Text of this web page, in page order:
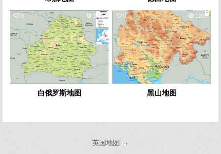
0 1780
白俄罗斯地图
0 1193
黑山地图
英国地图 →